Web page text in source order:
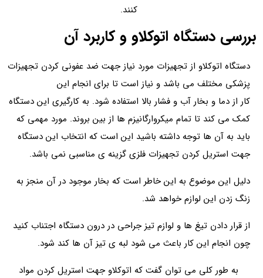
کنند.
بررسی دستگاه اتوکلاو و کاربرد آن
دستگاه اتوکلاو از تجهیزات مورد نیاز جهت ضد عفونی کردن تجهیزات
پزشکی مختلف می باشد و نیاز است تا برای انجام این
کار از دما و بخار آب و فشار بالا استفاده شود. به کارگیری این دستگاه
کمک می کند تا تمام میکروارگانیزم ها از بین بروند. مورد مهمی که
باید به آن ها توجه داشته باشید این است که انتخاب این دستگاه
جهت استریل کردن تجهیزات فلزی گزینه ی مناسبی نمی باشد.
دلیل این موضوع به این خاطر است که بخار موجود در آن منجز به
زنگ زدن این لوازم خواهد شد.
از قرار دادن تیغ ها و لوازم تیز جراحی در درون دستگاه اجتناب کنید
چون انجام این کار باعث می شود لبه ی تیز آن ها کند شود.
به طور کلی می توان گفت که اتوکلاو جهت استریل کردن مواد